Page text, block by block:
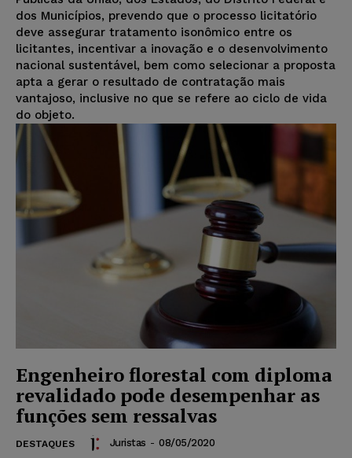
dos Municípios, prevendo que o processo licitatório
deve assegurar tratamento isonômico entre os
licitantes, incentivar a inovação e o desenvolvimento
nacional sustentável, bem como selecionar a proposta
apta a gerar o resultado de contratação mais
vantajoso, inclusive no que se refere ao ciclo de vida
do objeto.
Engenheiro florestal com diploma
revalidado pode desempenhar as
funções sem ressalvas
DESTAQUES Juristas - 08/05/2020